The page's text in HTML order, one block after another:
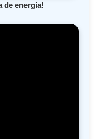
de energía!